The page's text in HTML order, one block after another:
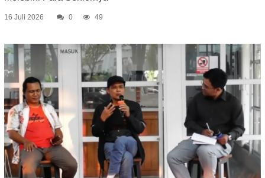
16 Juli 2026 0 49